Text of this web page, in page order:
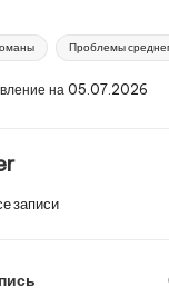
Проблемы
на 05.07.2026
записи